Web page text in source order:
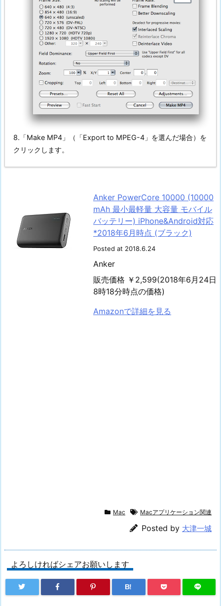
8.「Make MP4」（「Export to MPEG-4」を選んだ場合）を
クリックします。
Anker PowerCore 10000 (10000
mAh 最小最軽量 大容量 モバイル
バッテリー) iPhone&Android対応
*2018年6月時点 (ブラック)
Posted at 2018.6.24
Anker
販売価格 ￥2,599(2018年6月24日
8時18分時点の価格)
Amazonで詳細を見る
Mac Macアプリケーション関連
Posted by 大津一城
よろしければシェアお願いします
B!